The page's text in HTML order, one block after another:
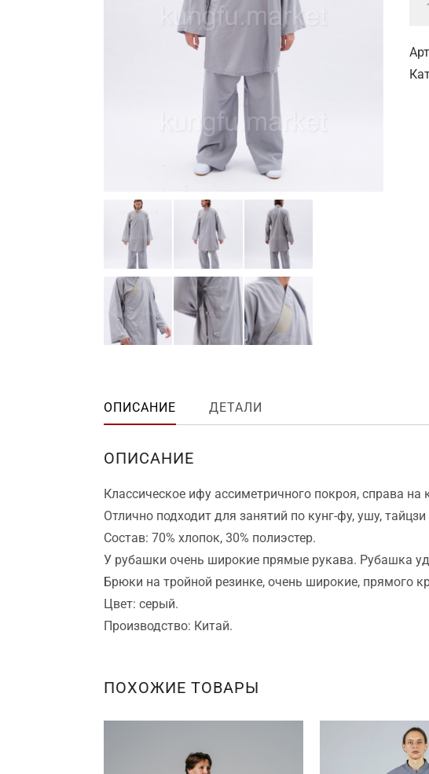
ифу
ОПИСАНИЕ ДЕТАЛИ
ОПИСАНИЕ
Классическое ифу ассиметричного покроя, справа на
Отлично подходит для занятий по кунг-фу, ушу,
Состав: 70% хлопок, 30% полиэстер.
У рубашки очень широкие прямые рукава. Рубашка
Брюки на тройной резинке, очень широкие, прямого
Цвет: серый.
Производство: Китай.
ПОХОЖИЕ ТОВАРЫ